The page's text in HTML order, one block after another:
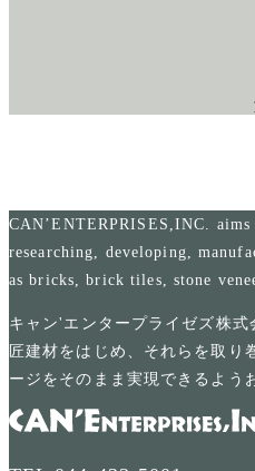
CAN’ENTERPRISES,INC.
researching, developing,
as bricks, brick tiles, stone
キャン'エンタープライゼズ株
匠建材をはじめ、それらを取り
ージをそのまま実現できるよう